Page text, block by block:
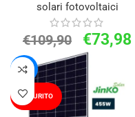
solari fotovoltaici
€109,90 €73,98
-8%
ESAURITO